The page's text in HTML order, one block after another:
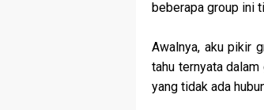
beberapa group ini
Awalnya, aku pikir
tahu ternyata
yang tidak ada